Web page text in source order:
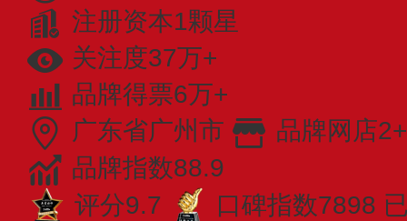
注册资本1颗星
关注度37万+
品牌得票6万+
广东省广州市
品牌网店2+
品牌指数88.9
评分9.7
口碑指数7898